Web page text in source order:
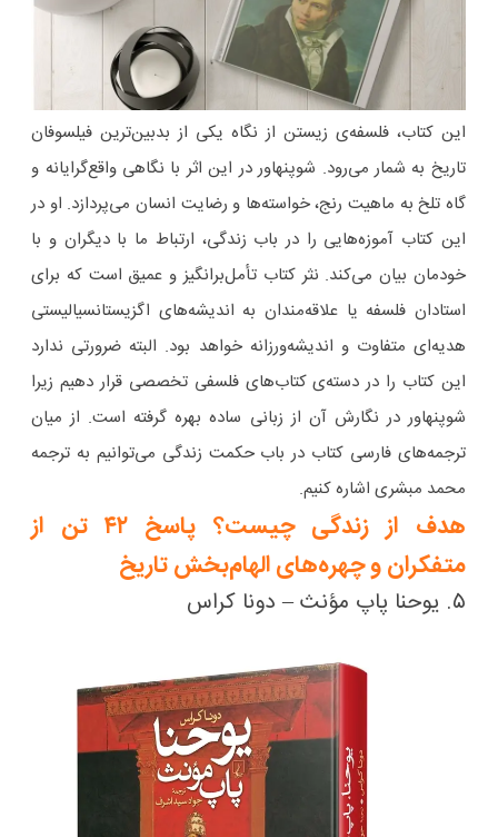
این کتاب، فلسفه‌ی زیستن از نگاه یکی از بدبین‌ترین فیلسوفان
تاریخ به شمار می‌رود. شوپنهاور در این اثر با نگاهی واقع‌گرایانه و
گاه تلخ به ماهیت رنج، خواسته‌ها و رضایت انسان می‌پردازد. او در
این کتاب آموزه‌هایی را در باب زندگی، ارتباط ما با دیگران و با
خودمان بیان می‌کند. نثر کتاب تأمل‌برانگیز و عمیق است که برای
استادان فلسفه یا علاقه‌مندان به اندیشه‌های اگزیستانسیالیستی
هدیه‌ای متفاوت و اندیشه‌ورزانه خواهد بود. البته ضرورتی ندارد
این کتاب را در دسته‌ی کتاب‌های فلسفی تخصصی قرار دهیم زیرا
شوپنهاور در نگارش آن از زبانی ساده بهره گرفته است. از میان
ترجمه‌های فارسی کتاب در باب حکمت زندگی می‌توانیم به ترجمه
محمد مبشری اشاره کنیم.
هدف از زندگی چیست؟ پاسخ ۴۲ تن از
متفکران و چهره‌های الهام‌بخش تاریخ
۵. یوحنا پاپ مؤنث – دونا کراس